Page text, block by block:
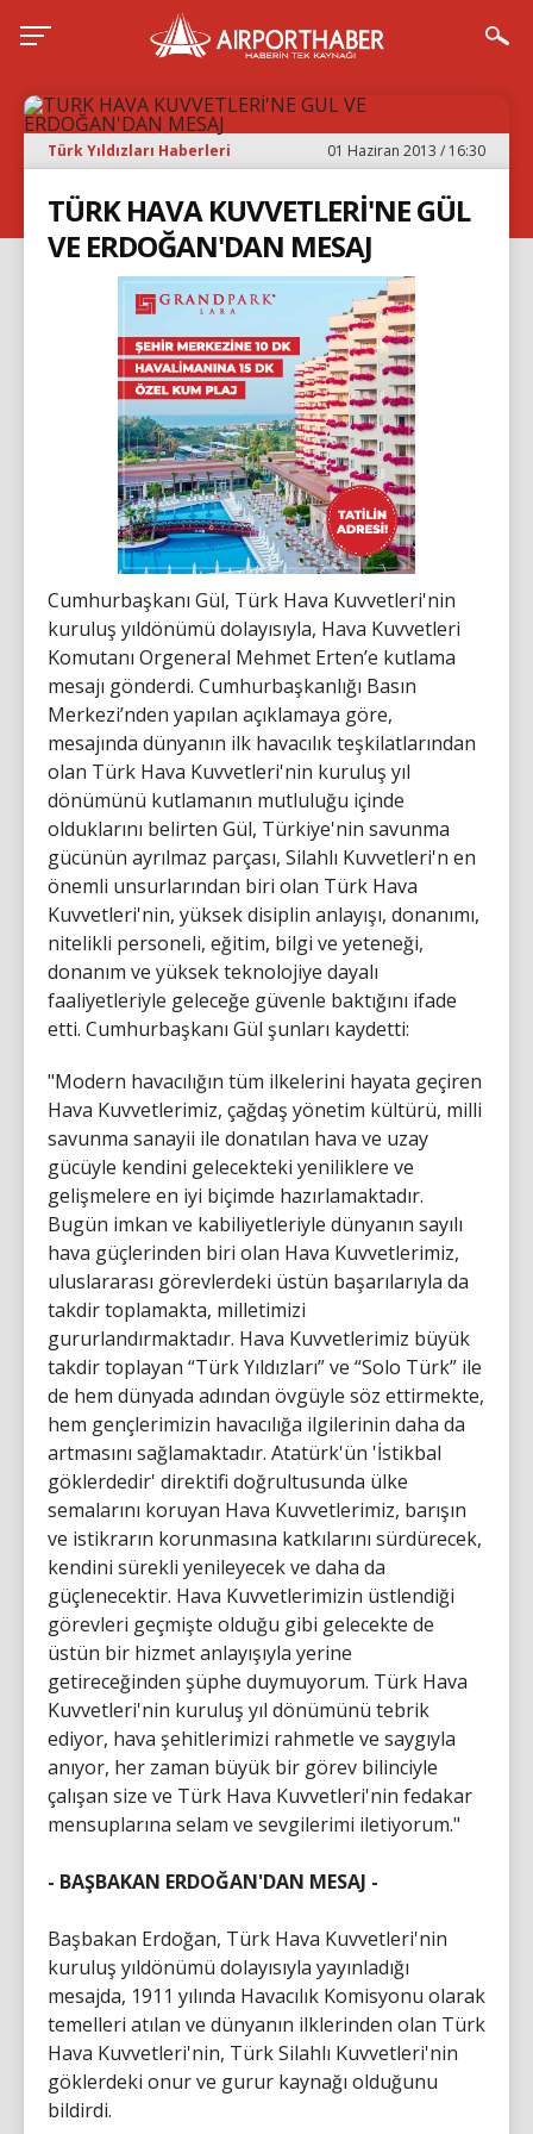
Türk Yıldızları Haberleri 01 Haziran 2013 / 16:30
TÜRK HAVA KUVVETLERİ'NE GÜL
VE ERDOĞAN'DAN MESAJ
Cumhurbaşkanı Gül, Türk Hava Kuvvetleri'nin
kuruluş yıldönümü dolayısıyla, Hava Kuvvetleri
Komutanı Orgeneral Mehmet Erten’e kutlama
mesajı gönderdi. Cumhurbaşkanlığı Basın
Merkezi’nden yapılan açıklamaya göre,
mesajında dünyanın ilk havacılık teşkilatlarından
olan Türk Hava Kuvvetleri'nin kuruluş yıl
dönümünü kutlamanın mutluluğu içinde
olduklarını belirten Gül, Türkiye'nin savunma
gücünün ayrılmaz parçası, Silahlı Kuvvetleri'n en
önemli unsurlarından biri olan Türk Hava
Kuvvetleri'nin, yüksek disiplin anlayışı, donanımı,
nitelikli personeli, eğitim, bilgi ve yeteneği,
donanım ve yüksek teknolojiye dayalı
faaliyetleriyle geleceğe güvenle baktığını ifade
etti. Cumhurbaşkanı Gül şunları kaydetti:
"Modern havacılığın tüm ilkelerini hayata geçiren
Hava Kuvvetlerimiz, çağdaş yönetim kültürü, milli
savunma sanayii ile donatılan hava ve uzay
gücüyle kendini gelecekteki yeniliklere ve
gelişmelere en iyi biçimde hazırlamaktadır.
Bugün imkan ve kabiliyetleriyle dünyanın sayılı
hava güçlerinden biri olan Hava Kuvvetlerimiz,
uluslararası görevlerdeki üstün başarılarıyla da
takdir toplamakta, milletimizi
gururlandırmaktadır. Hava Kuvvetlerimiz büyük
takdir toplayan “Türk Yıldızları” ve “Solo Türk” ile
de hem dünyada adından övgüyle söz ettirmekte,
hem gençlerimizin havacılığa ilgilerinin daha da
artmasını sağlamaktadır. Atatürk'ün 'İstikbal
göklerdedir' direktifi doğrultusunda ülke
semalarını koruyan Hava Kuvvetlerimiz, barışın
ve istikrarın korunmasına katkılarını sürdürecek,
kendini sürekli yenileyecek ve daha da
güçlenecektir. Hava Kuvvetlerimizin üstlendiği
görevleri geçmişte olduğu gibi gelecekte de
üstün bir hizmet anlayışıyla yerine
getireceğinden şüphe duymuyorum. Türk Hava
Kuvvetleri'nin kuruluş yıl dönümünü tebrik
ediyor, hava şehitlerimizi rahmetle ve saygıyla
anıyor, her zaman büyük bir görev bilinciyle
çalışan size ve Türk Hava Kuvvetleri'nin fedakar
mensuplarına selam ve sevgilerimi iletiyorum."
- BAŞBAKAN ERDOĞAN'DAN MESAJ -
Başbakan Erdoğan, Türk Hava Kuvvetleri'nin
kuruluş yıldönümü dolayısıyla yayınladığı
mesajda, 1911 yılında Havacılık Komisyonu olarak
temelleri atılan ve dünyanın ilklerinden olan Türk
Hava Kuvvetleri'nin, Türk Silahlı Kuvvetleri'nin
göklerdeki onur ve gurur kaynağı olduğunu
bildirdi.